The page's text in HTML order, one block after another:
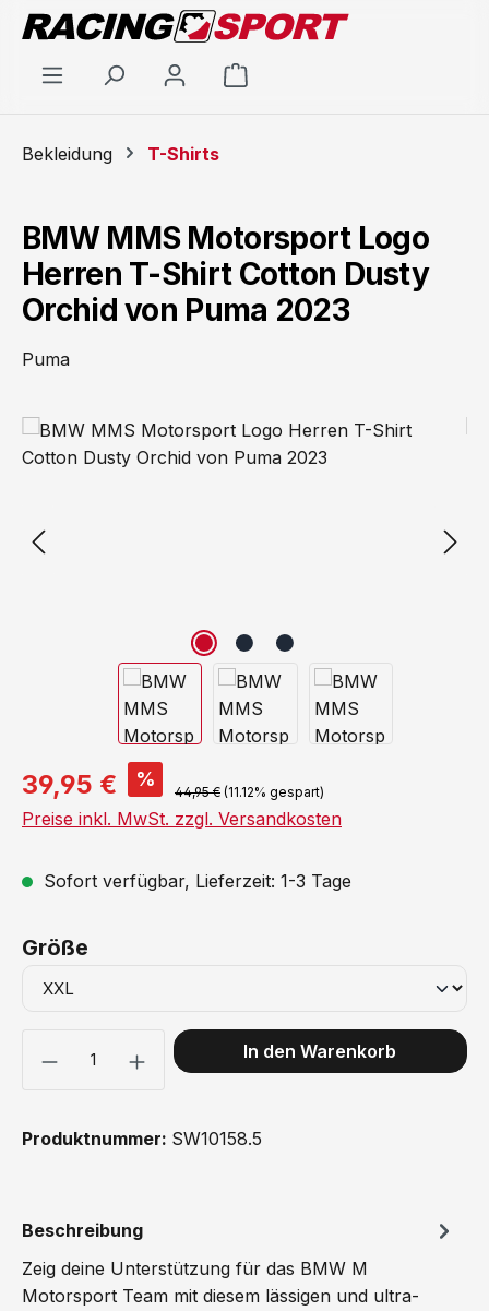
Zum Hauptinhalt springen
Warenkorb enthält 0
Bekleidung T-Shirts
BMW MMS Motorsport Logo
Herren T-Shirt Cotton Dusty
Orchid von Puma 2023
Puma
Bildergalerie überspringen
39,95 € %
44,95 € (11.12% gespart)
Preise inkl. MwSt. zzgl. Versandkosten
Sofort verfügbar, Lieferzeit: 1-3 Tage
Größe
Produkt Anzahl: Gib den gewünschten Wert ein oder
In den Warenkorb
Produktnummer: SW10158.5
Beschreibung
Zeig deine Unterstützung für das BMW M
Motorsport Team mit diesem lässigen und ultra-